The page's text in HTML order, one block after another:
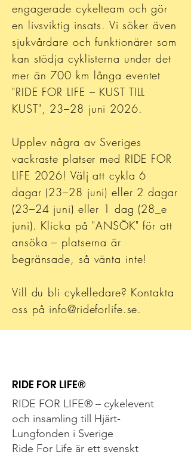
engagerade cykelteam och gör
en livsviktig insats. Vi söker även
sjukvårdare och funktionärer som
kan stödja cyklisterna under det
mer än 700 km långa eventet
"RIDE FOR LIFE – KUST TILL
KUST", 23–28 juni 2026.
Upplev några av Sveriges
vackraste platser med RIDE FOR
LIFE 2026! Välj att cykla 6
dagar (23–28 juni) eller 2 dagar
(23–24 juni) eller 1 dag (28_e
juni). Klicka på "ANSÖK" för att
ansöka – platserna är
begränsade, så vänta inte!
Vill du bli cykelledare? Kontakta
oss på info@rideforlife.se.
RIDE FOR LIFE®
RIDE FOR LIFE® – cykelevent
och insamling till Hjärt-
Lungfonden i Sverige
Ride For Life är ett svenskt